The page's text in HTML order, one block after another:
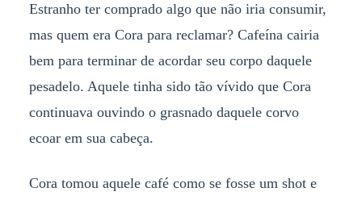
Estranho ter comprado algo que não iria consumir,
mas quem era Cora para reclamar? Cafeína cairia
bem para terminar de acordar seu corpo daquele
pesadelo. Aquele tinha sido tão vívido que Cora
continuava ouvindo o grasnado daquele corvo
ecoar em sua cabeça.
Cora tomou aquele café como se fosse um shot e